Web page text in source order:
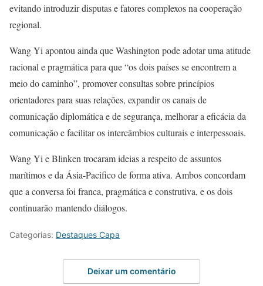
evitando introduzir disputas e fatores complexos na cooperação
regional.
Wang Yi apontou ainda que Washington pode adotar uma atitude
racional e pragmática para que “os dois países se encontrem a
meio do caminho”, promover consultas sobre princípios
orientadores para suas relações, expandir os canais de
comunicação diplomática e de segurança, melhorar a eficácia da
comunicação e facilitar os intercâmbios culturais e interpessoais.
Wang Yi e Blinken trocaram ideias a respeito de assuntos
marítimos e da Ásia-Pacifico de forma ativa. Ambos concordam
que a conversa foi franca, pragmática e construtiva, e os dois
continuarão mantendo diálogos.
Categorias: Destaques Capa
Deixar um comentário